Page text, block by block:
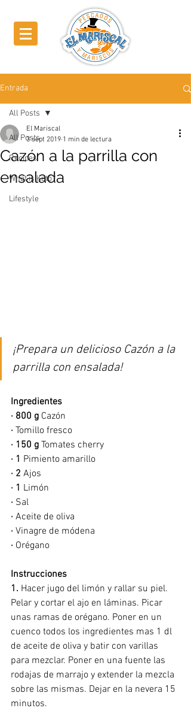
Entrada
All Posts
Recipes
What is Keto?
Lifestyle
All Posts
Cazón a la parrilla con
ensalada
El Mariscal
3 sept 2019 1 min de lectura
¡Prepara un delicioso Cazón a la
parrilla con ensalada!
Ingredientes
· 800 g Cazón
· Tomillo fresco
· 150 g Tomates cherry
· 1 Pimiento amarillo
· 2 Ajos
· 1 Limón
· Sal
· Aceite de oliva
· Vinagre de módena
· Orégano
Instrucciones
1. Hacer jugo del limón y rallar su piel.
Pelar y cortar el ajo en láminas. Picar
unas ramas de orégano. Poner en un
cuenco todos los ingredientes mas 1 dl
de aceite de oliva y batir con varillas
para mezclar. Poner en una fuente las
rodajas de marrajo y extender la mezcla
sobre las mismas. Dejar en la nevera 15
minutos.